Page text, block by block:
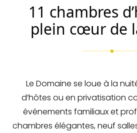
11 chambres
plein cœur de
Le Domaine se loue à la
d’hôtes ou en privatisation
événements familiaux et
chambres élégantes, neuf